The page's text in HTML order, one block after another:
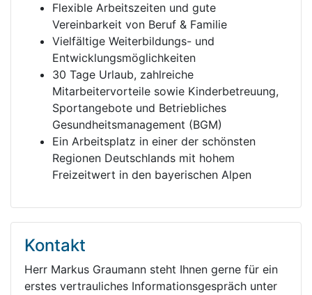
Flexible Arbeitszeiten und gute
Vereinbarkeit von Beruf & Familie
Vielfältige Weiterbildungs- und
Entwicklungsmöglichkeiten
30 Tage Urlaub, zahlreiche
Mitarbeitervorteile sowie Kinderbetreuung,
Sportangebote und Betriebliches
Gesundheitsmanagement (BGM)
Ein Arbeitsplatz in einer der schönsten
Regionen Deutschlands mit hohem
Freizeitwert in den bayerischen Alpen
Kontakt
Herr Markus Graumann steht Ihnen gerne für ein
erstes vertrauliches Informationsgespräch unter